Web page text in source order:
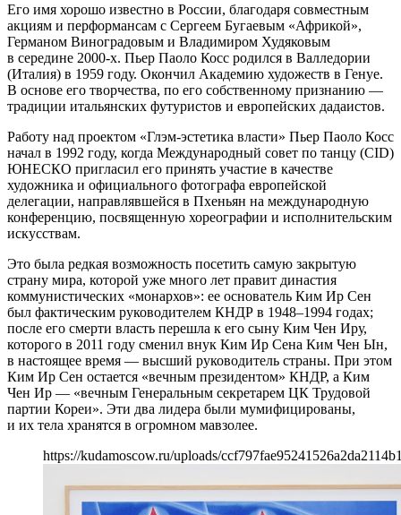
Его имя хорошо известно в России, благодаря совместным
акциям и перформансам с Сергеем Бугаевым «Африкой»,
Германом Виноградовым и Владимиром Худяковым
в середине 2000-х. Пьер Паоло Косс родился в Валледории
(Италия) в 1959 году. Окончил Академию художеств в Генуе.
В основе его творчества, по его собственному признанию —
традиции итальянских футуристов и европейских дадаистов.
Работу над проектом «Глэм-эстетика власти» Пьер Паоло Косс
начал в 1992 году, когда Международный совет по танцу (CID)
ЮНЕСКО пригласил его принять участие в качестве
художника и официального фотографа европейской
делегации, направлявшейся в Пхеньян на международную
конференцию, посвященную хореографии и исполнительским
искусствам.
Это была редкая возможность посетить самую закрытую
страну мира, которой уже много лет правит династия
коммунистических «монархов»: ее основатель Ким Ир Сен
был фактическим руководителем КНДР в 1948–1994 годах;
после его смерти власть перешла к его сыну Ким Чен Иру,
которого в 2011 году сменил внук Ким Ир Сена Ким Чен Ын,
в настоящее время — высший руководитель страны. При этом
Ким Ир Сен остается «вечным президентом» КНДР, а Ким
Чен Ир — «вечным Генеральным секретарем ЦК Трудовой
партии Кореи». Эти два лидера были мумифицированы,
и их тела хранятся в огромном мавзолее.
https://kudamoscow.ru/uploads/